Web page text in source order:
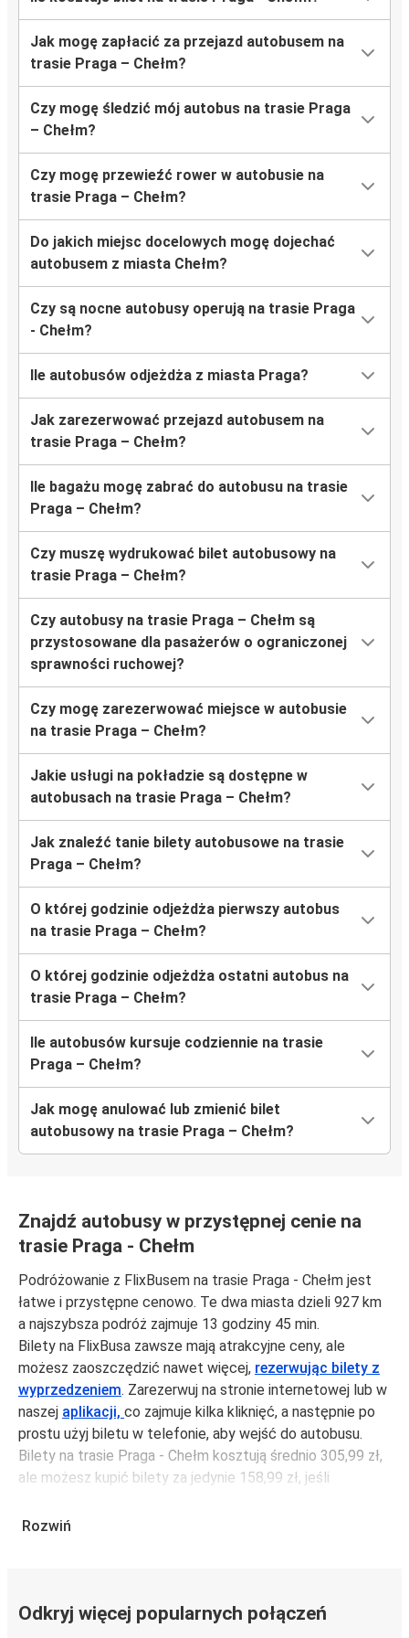
Jak mogę zapłacić za przejazd autobusem na
trasie Praga – Chełm?
Czy mogę śledzić mój autobus na trasie Praga
– Chełm?
Czy mogę przewieźć rower w autobusie na
trasie Praga – Chełm?
Do jakich miejsc docelowych mogę dojechać
autobusem z miasta Chełm?
Czy są nocne autobusy operują na trasie Praga
- Chełm?
Ile autobusów odjeżdża z miasta Praga?
Jak zarezerwować przejazd autobusem na
trasie Praga – Chełm?
Ile bagażu mogę zabrać do autobusu na trasie
Praga – Chełm?
Czy muszę wydrukować bilet autobusowy na
trasie Praga – Chełm?
Czy autobusy na trasie Praga – Chełm są
przystosowane dla pasażerów o ograniczonej
sprawności ruchowej?
Czy mogę zarezerwować miejsce w autobusie
na trasie Praga – Chełm?
Jakie usługi na pokładzie są dostępne w
autobusach na trasie Praga – Chełm?
Jak znaleźć tanie bilety autobusowe na trasie
Praga – Chełm?
O której godzinie odjeżdża pierwszy autobus
na trasie Praga – Chełm?
O której godzinie odjeżdża ostatni autobus na
trasie Praga – Chełm?
Ile autobusów kursuje codziennie na trasie
Praga – Chełm?
Jak mogę anulować lub zmienić bilet
autobusowy na trasie Praga – Chełm?
Znajdź autobusy w przystępnej cenie na
trasie Praga - Chełm
Podróżowanie z FlixBusem na trasie Praga - Chełm jest
łatwe i przystępne cenowo. Te dwa miasta dzieli 927 km
a najszybsza podróż zajmuje 13 godziny 45 min.
Bilety na FlixBusa zawsze mają atrakcyjne ceny, ale
możesz zaoszczędzić nawet więcej, rezerwując bilety z
wyprzedzeniem. Zarezerwuj na stronie internetowej lub w
naszej aplikacji, co zajmuje kilka kliknięć, a następnie po
prostu użyj biletu w telefonie, aby wejść do autobusu.
Bilety na trasie Praga - Chełm kosztują średnio 305,99 zł,
ale możesz kupić bilety za jedynie 158,99 zł, jeśli
unikając weekendów i świąt. Aby podróżować szybko,
Rozwiń
Odkryj więcej popularnych połączeń